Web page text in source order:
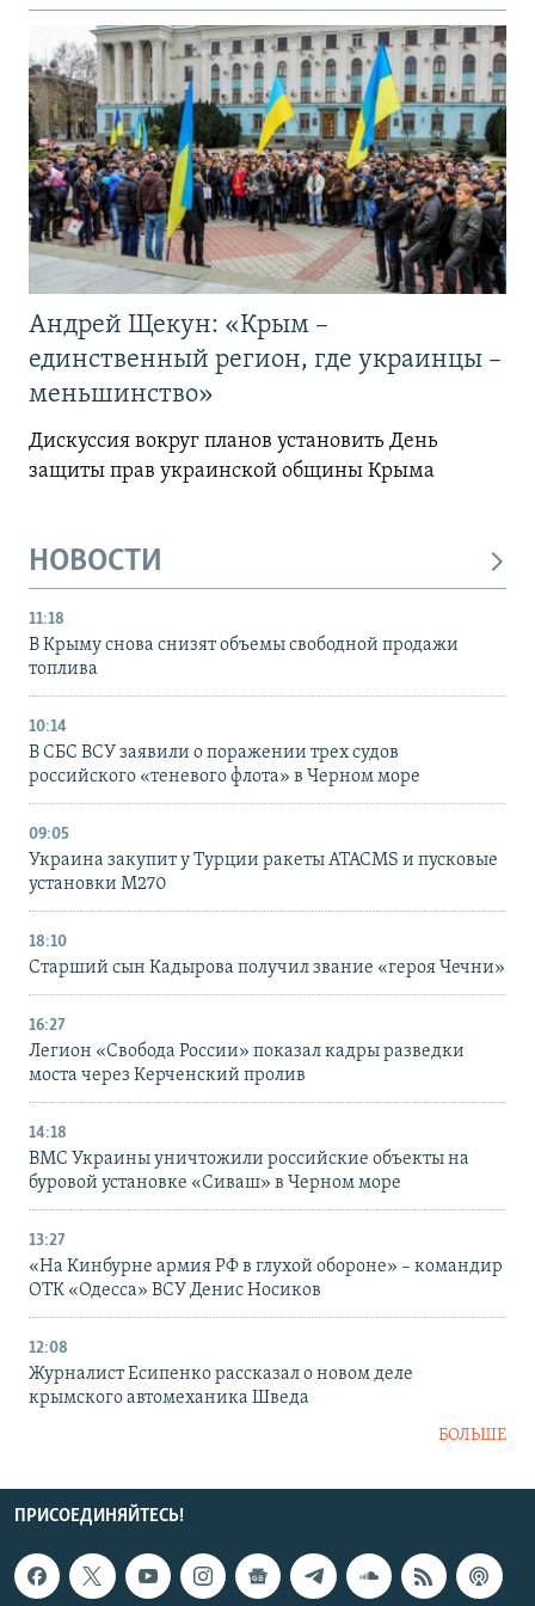
Андрей Щекун: «Крым –
единственный регион, где украинцы –
меньшинство»
Дискуссия вокруг планов установить День
защиты прав украинской общины Крыма
НОВОСТИ
11:18
В Крыму снова снизят объемы свободной продажи
топлива
10:14
В СБС ВСУ заявили о поражении трех судов
российского «теневого флота» в Черном море
09:05
Украина закупит у Турции ракеты ATACMS и пусковые
установки M270
18:10
Старший сын Кадырова получил звание «героя Чечни»
16:27
Легион «Свобода России» показал кадры разведки
моста через Керченский пролив
14:18
ВМС Украины уничтожили российские объекты на
буровой установке «Сиваш» в Черном море
13:27
«На Кинбурне армия РФ в глухой обороне» – командир
ОТК «Одесса» ВСУ Денис Носиков
12:08
Журналист Есипенко рассказал о новом деле
крымского автомеханика Шведа
БОЛЬШЕ
ПРИСОЕДИНЯЙТЕСЬ!